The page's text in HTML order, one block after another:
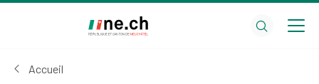
cookies
Accueil